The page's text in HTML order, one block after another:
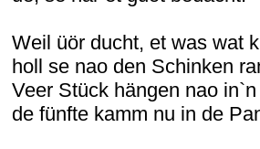
Weil üör ducht, et was wat
holl se nao den Schinken
Veer Stück hängen nao
de fünfte kamm nu in de